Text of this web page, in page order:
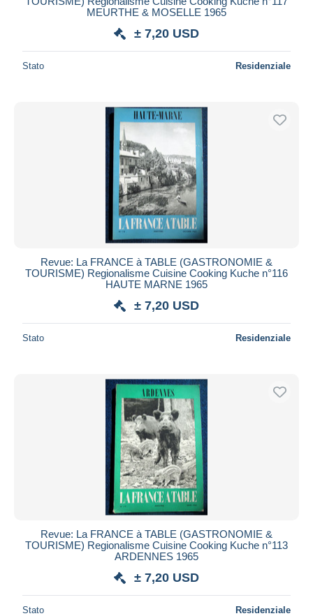
MEURTHE & MOSELLE 1965
± 7,20 USD
Stato Residenziale
Revue: La FRANCE à TABLE (GASTRONOMIE &
TOURISME) Regionalisme Cuisine Cooking Kuche n°116
HAUTE MARNE 1965
± 7,20 USD
Stato Residenziale
Revue: La FRANCE à TABLE (GASTRONOMIE &
TOURISME) Regionalisme Cuisine Cooking Kuche n°113
ARDENNES 1965
± 7,20 USD
Stato Residenziale